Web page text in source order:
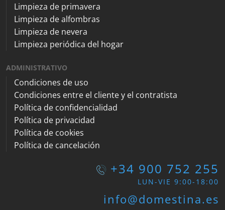
Limpieza de primavera
Limpieza de alfombras
Limpieza de nevera
Limpieza periódica del hogar
ADMINISTRATIVO
Condiciones de uso
Condiciones entre el cliente y el contratista
Política de confidencialidad
Política de privacidad
Política de cookies
Política de cancelación
+34 900 752 255
LUN-VIE 9:00-18:00
info@domestina.es